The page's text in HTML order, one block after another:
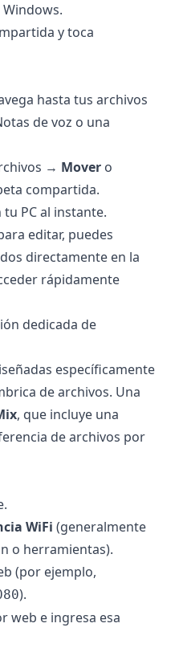
y toca
hasta tus archivos
de voz o una
→ Mover o
compartida.
PC al instante.
editar, puedes
directamente en la
rápidamente
dedicada de
específicamente
de archivos. Una
, que incluye una
de archivos por
WiFi (generalmente
o herramientas).
(por ejemplo,
).
web e ingresa esa